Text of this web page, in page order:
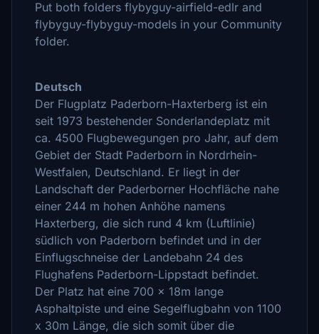
Put both folders flybyguy-airfield-edlr and
flybyguy-flybyguy-models in your Community
folder.
Deutsch
Der Flugplatz Paderborn-Haxterberg ist ein
seit 1973 bestehender Sonderlandeplatz mit
ca. 4500 Flugbewegungen pro Jahr, auf dem
Gebiet der Stadt Paderborn in Nordrhein-
Westfalen, Deutschland. Er liegt in der
Landschaft der Paderborner Hochfläche nahe
einer 244 m hohen Anhöhe namens
Haxterberg, die sich rund 4 km (Luftlinie)
südlich von Paderborn befindet und in der
Einflugschneise der Landebahn 24 des
Flughafens Paderborn-Lippstadt befindet.
Der Platz hat eine 700 x 18m lange
Asphaltpiste und eine Segelflugbahn von 1100
x 30m Länge, die sich somit über die